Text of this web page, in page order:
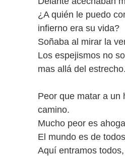
¿A quién le puedo
infierno era su vida?
Soñaba al mirar la
Los espejismos no
mas allá del estrecho.
Peor que matar a un
camino.
Mucho peor es
El mundo es de
Aquí entramos